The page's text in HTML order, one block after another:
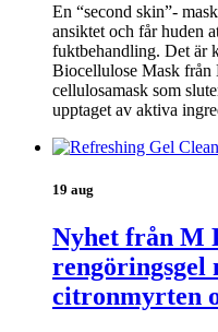
En “second skin”-
ansiktet och får huden
fuktbehandling. Det är
Biocellulose Mask från
cellulosamask som
upptaget av aktiva
19 aug
Nyhet från M
rengöringsgel
citronmyrten